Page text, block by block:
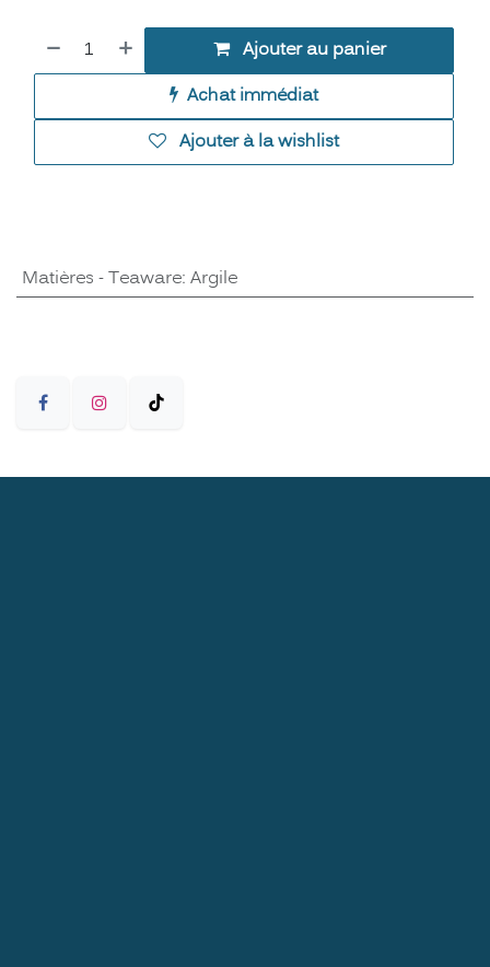
Ajouter au panier
Achat immédiat
Ajouter à la wishlist
Matières - Teaware: Argile